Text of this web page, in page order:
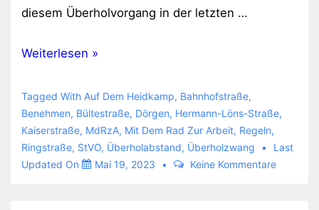
diesem Überholvorgang in der letzten …
Abstand
Überholen
ist
optional
Weiterlesen »
Tagged With Auf Dem Heidkamp, Bahnhofstraße,
Benehmen, Bültestraße, Dörgen, Hermann-Löns-Straße,
Kaiserstraße, MdRzA, Mit Dem Rad Zur Arbeit, Regeln,
Ringstraße, StVO, Überholabstand, Überholzwang
Last
Updated On
Mai 19, 2023 Keine Kommentare